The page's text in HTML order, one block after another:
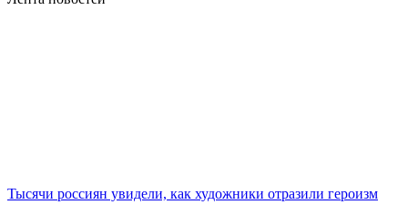
Тысячи россиян увидели, как художники отразили героизм